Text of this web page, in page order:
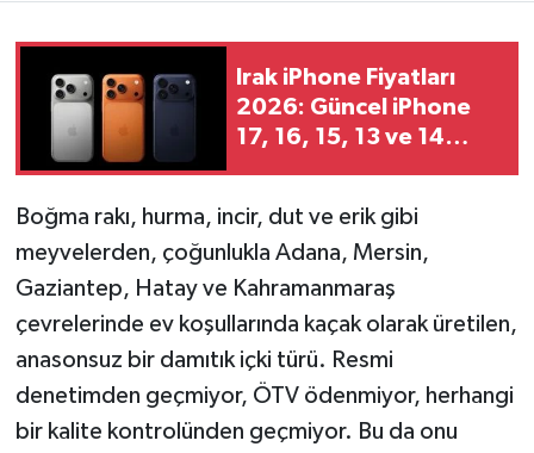
Irak iPhone Fiyatları
2026: Güncel iPhone
17, 16, 15, 13 ve 14
Boğma rakı, hurma, incir, dut ve erik gibi
meyvelerden, çoğunlukla Adana, Mersin,
Gaziantep, Hatay ve Kahramanmaraş
çevrelerinde ev koşullarında kaçak olarak üretilen,
anasonsuz bir damıtık içki türü. Resmi
denetimden geçmiyor, ÖTV ödenmiyor, herhangi
bir kalite kontrolünden geçmiyor. Bu da onu